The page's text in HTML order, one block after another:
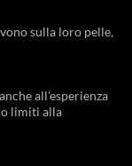
sulla loro pelle,
all’esperienza
limiti alla